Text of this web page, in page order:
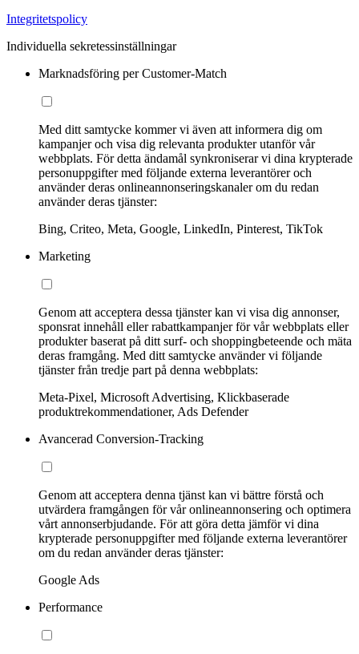
Integritetspolicy
Individuella sekretessinställningar
Marknadsföring per Customer-Match
Med ditt samtycke kommer vi även att informera dig om
kampanjer och visa dig relevanta produkter utanför vår
webbplats. För detta ändamål synkroniserar vi dina krypterade
personuppgifter med följande externa leverantörer och
använder deras onlineannonseringskanaler om du redan
använder deras tjänster:
Bing, Criteo, Meta, Google, LinkedIn, Pinterest, TikTok
Marketing
Genom att acceptera dessa tjänster kan vi visa dig annonser,
sponsrat innehåll eller rabattkampanjer för vår webbplats eller
produkter baserat på ditt surf- och shoppingbeteende och mäta
deras framgång. Med ditt samtycke använder vi följande
tjänster från tredje part på denna webbplats:
Meta-Pixel, Microsoft Advertising, Klickbaserade
produktrekommendationer, Ads Defender
Avancerad Conversion-Tracking
Genom att acceptera denna tjänst kan vi bättre förstå och
utvärdera framgången för vår onlineannonsering och optimera
vårt annonserbjudande. För att göra detta jämför vi dina
krypterade personuppgifter med följande externa leverantörer
om du redan använder deras tjänster:
Google Ads
Performance